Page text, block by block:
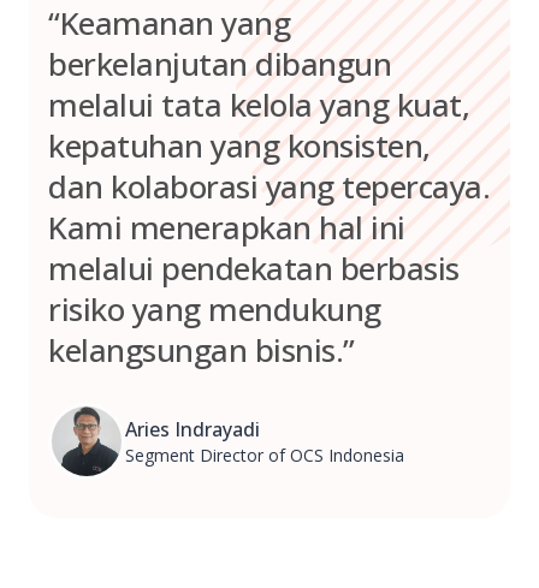
“Keamanan yang
berkelanjutan dibangun
melalui tata kelola yang kuat,
kepatuhan yang konsisten,
dan kolaborasi yang tepercaya.
Kami menerapkan hal ini
melalui pendekatan berbasis
risiko yang mendukung
kelangsungan bisnis.”
Aries Indrayadi
Segment Director of OCS Indonesia